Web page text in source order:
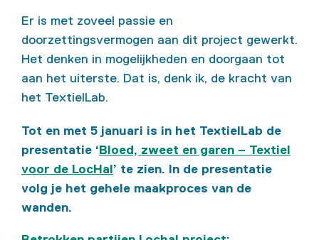
Er is met zoveel passie en
doorzettingsvermogen aan dit project gewerkt.
Het denken in mogelijkheden en doorgaan tot
aan het uiterste. Dat is, denk ik, de kracht van
het TextielLab.
Tot en met 5 januari is in het TextielLab de
presentatie ‘Bloed, zweet en garen – Textiel
voor de LocHal’ te zien. In de presentatie
volg je het gehele maakproces van de
wanden.